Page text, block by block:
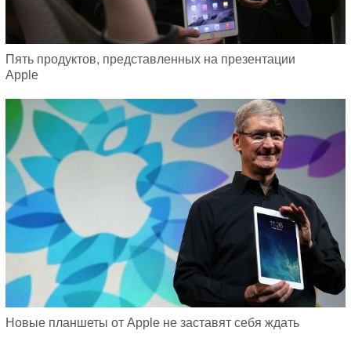
Пять продуктов, представленных на презентации
Apple
Новые планшеты от Apple не заставят себя ждать